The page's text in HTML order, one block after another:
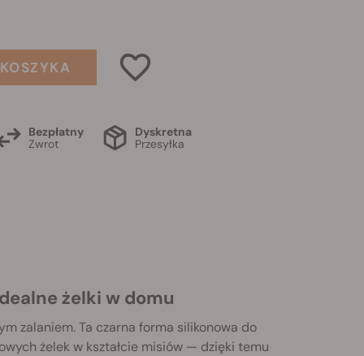
Bezpłatny
Zwrot
Dyskretna
Przesyłka
żelki w domu
zalaniem. Ta czarna forma silikonowa do
żelek w kształcie misiów — dzięki temu